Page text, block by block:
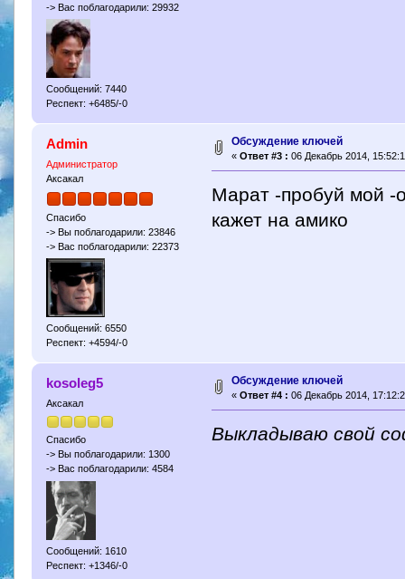
-> Вас поблагодарили: 29932
Сообщений: 7440
Респект: +6485/-0
Admin
Администратор
Аксакал
Спасибо
-> Вы поблагодарили: 23846
-> Вас поблагодарили: 22373
Сообщений: 6550
Респект: +4594/-0
Обсуждение ключей
« Ответ #3 : 06 Декабрь 2014,
Марат -пробуй мой -
кажет на амико
kosoleg5
Аксакал
Спасибо
-> Вы поблагодарили: 1300
-> Вас поблагодарили: 4584
Сообщений: 1610
Респект: +1346/-0
Обсуждение ключей
« Ответ #4 : 06 Декабрь 2014,
Выкладываю свой